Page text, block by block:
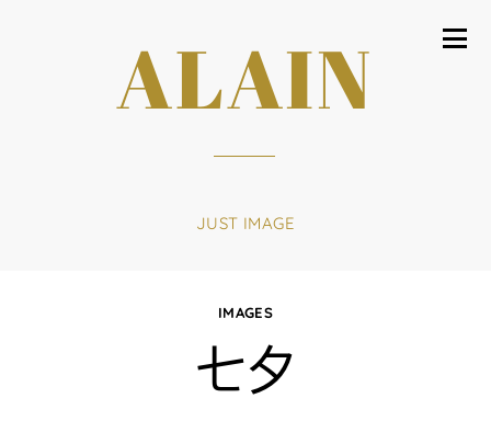
ALAIN
JUST IMAGE
IMAGES
七夕